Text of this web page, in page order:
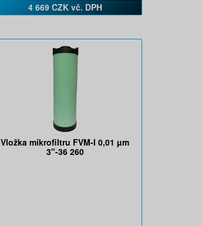
4 669 CZK vč. DPH
Vložka mikrofiltru FVM-I 0,01 µm
3"-36 260